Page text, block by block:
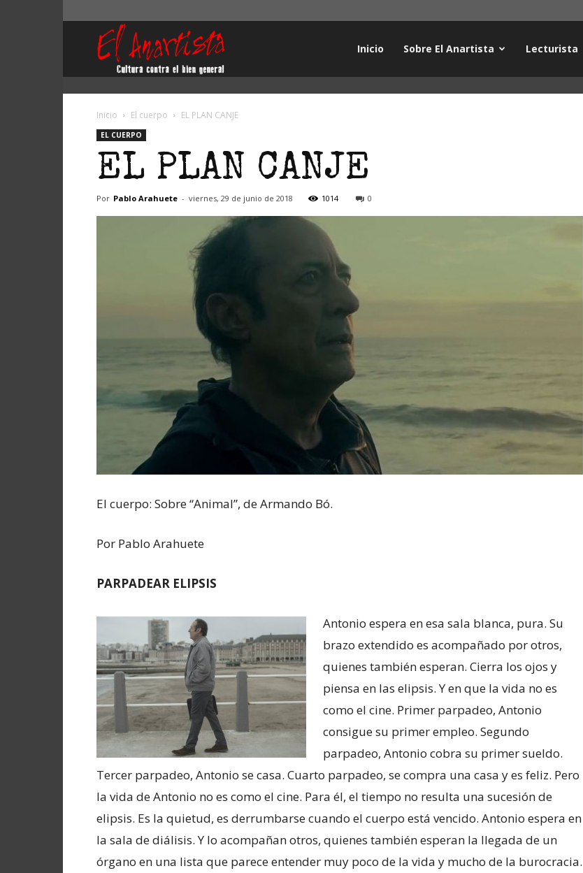
Inicio Sobre El Anartista Lecturista
Inicio El cuerpo EL PLAN CANJE
EL CUERPO
EL PLAN CANJE
Por Pablo Arahuete - viernes, 29 de junio de 2018 1014 0
El cuerpo: Sobre “Animal”, de Armando Bó.
Por Pablo Arahuete
PARPADEAR ELIPSIS
Antonio espera en esa sala blanca, pura. Su
brazo extendido es acompañado por otros,
quienes también esperan. Cierra los ojos y
piensa en las elipsis. Y en que la vida no es
como el cine. Primer parpadeo, Antonio
consigue su primer empleo. Segundo
parpadeo, Antonio cobra su primer sueldo.
Tercer parpadeo, Antonio se casa. Cuarto parpadeo, se compra una casa y es feliz. Pero
la vida de Antonio no es como el cine. Para él, el tiempo no resulta una sucesión de
elipsis. Es la quietud, es derrumbarse cuando el cuerpo está vencido. Antonio espera en
la sala de diálisis. Y lo acompañan otros, quienes también esperan la llegada de un
órgano en una lista que parece entender muy poco de la vida y mucho de la burocracia.